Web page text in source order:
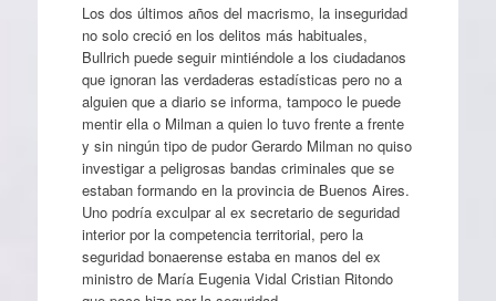
Los dos últimos años del macrismo, la inseguridad
no solo creció en los delitos más habituales,
Bullrich puede seguir mintiéndole a los ciudadanos
que ignoran las verdaderas estadísticas pero no a
alguien que a diario se informa, tampoco le puede
mentir ella o Milman a quien lo tuvo frente a frente
y sin ningún tipo de pudor Gerardo Milman no quiso
investigar a peligrosas bandas criminales que se
estaban formando en la provincia de Buenos Aires.
Uno podría exculpar al ex secretario de seguridad
interior por la competencia territorial, pero la
seguridad bonaerense estaba en manos del ex
ministro de María Eugenia Vidal Cristian Ritondo